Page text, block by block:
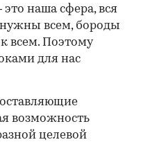
наша сфера, вся
всем, бороды
всем. Поэтому
для нас
возможность
целевой